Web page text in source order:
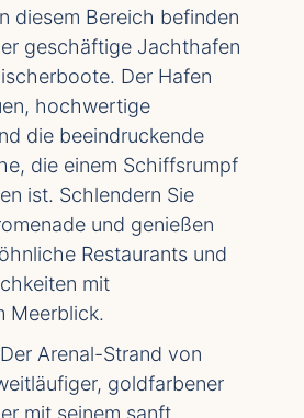
diesem Bereich befinden
geschäftige Jachthafen
Der Hafen
hochwertige
die beeindruckende
die einem Schiffsrumpf
ist. Schlendern Sie
und genießen
Restaurants und
mit
Meerblick.
Der Arenal-Strand von
goldfarbener
mit seinem sanft